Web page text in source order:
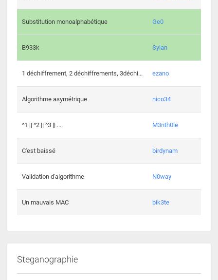
Substitution monoalphabétique Ge0
B933k Sylan
1 déchiffrement, 2 déchiffrements, 3déchi... ezano
Algorithme asymétrique nico34
^1 || ^2 || ^3 || .... M3nth0le
C'est baissé birdynam
Validation d'algorithme N0way
Un mauvais MAC bik3te
Steganographie